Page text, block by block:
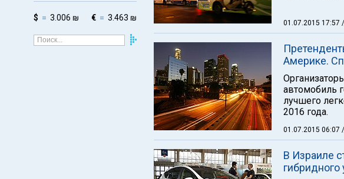
$ 3.006 ₪ € 3.463 ₪
01.07.2015 17:57
Америке.
автомобиль
лучшего
2016 года.
01.07.2015 06:07
В Израиле
гибридного